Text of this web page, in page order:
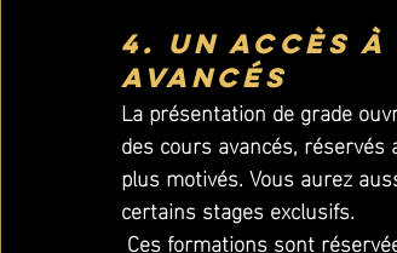
4. Un accès
avancés
La présentation de grade
des cours avancés, réservés
plus motivés. Vous aurez
certains stages exclusifs.